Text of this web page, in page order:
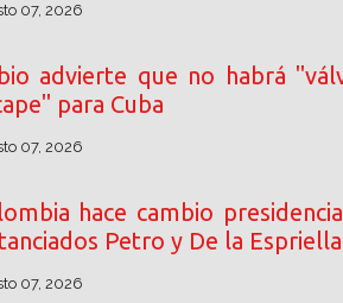
07, 2026
advierte que no habrá
para Cuba
07, 2026
hace cambio
Petro y De la Espriella
07, 2026